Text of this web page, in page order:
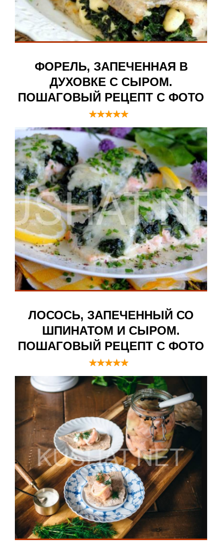
ФОРЕЛЬ, ЗАПЕЧЕННАЯ В
ДУХОВКЕ С СЫРОМ.
ПОШАГОВЫЙ РЕЦЕПТ С ФОТО
ЛОСОСЬ, ЗАПЕЧЕННЫЙ СО
ШПИНАТОМ И СЫРОМ.
ПОШАГОВЫЙ РЕЦЕПТ С ФОТО